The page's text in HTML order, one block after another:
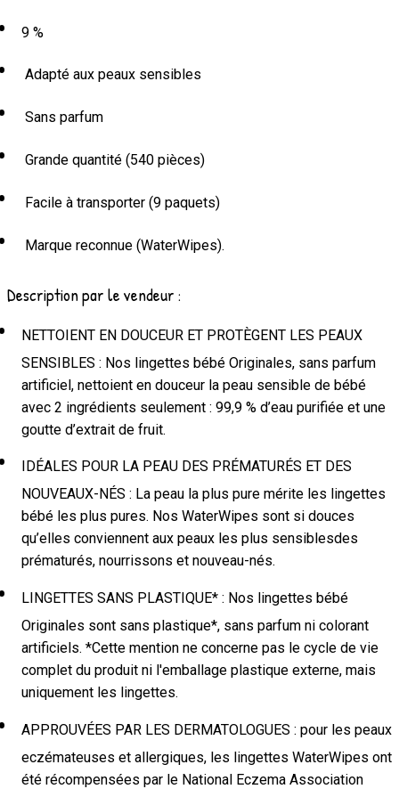
9 %
Adapté aux peaux sensibles
Sans parfum
Grande quantité (540 pièces)
Facile à transporter (9 paquets)
Marque reconnue (WaterWipes).
Description par le vendeur :
NETTOIENT EN DOUCEUR ET PROTÈGENT LES PEAUX
SENSIBLES : Nos lingettes bébé Originales, sans parfum
artificiel, nettoient en douceur la peau sensible de bébé
avec 2 ingrédients seulement : 99,9 % d’eau purifiée et une
goutte d’extrait de fruit.
IDÉALES POUR LA PEAU DES PRÉMATURÉS ET DES
NOUVEAUX-NÉS : La peau la plus pure mérite les lingettes
bébé les plus pures. Nos WaterWipes sont si douces
qu’elles conviennent aux peaux les plus sensiblesdes
prématurés, nourrissons et nouveau-nés.
LINGETTES SANS PLASTIQUE* : Nos lingettes bébé
Originales sont sans plastique*, sans parfum ni colorant
artificiels. *Cette mention ne concerne pas le cycle de vie
complet du produit ni l'emballage plastique externe, mais
uniquement les lingettes.
APPROUVÉES PAR LES DERMATOLOGUES : pour les peaux
eczémateuses et allergiques, les lingettes WaterWipes ont
été récompensées par le National Eczema Association